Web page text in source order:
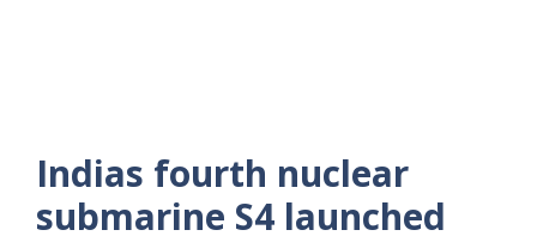
Indias fourth nuclear
submarine S4 launched